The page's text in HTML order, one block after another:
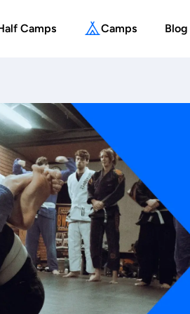
Camps Camps Blog